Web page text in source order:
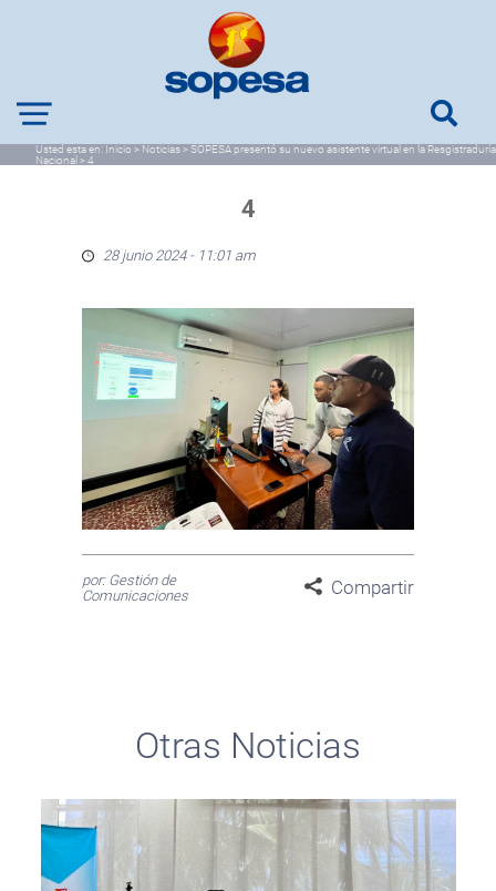
Usted esta en: Inicio > Noticias> SOPESA presentó su nuevo asistente virtual en la Resgistraduría
Nacional > 4
4
28 junio 2024 - 11:01 am
por: Gestión de
Comunicaciones
Compartir
Otras Noticias